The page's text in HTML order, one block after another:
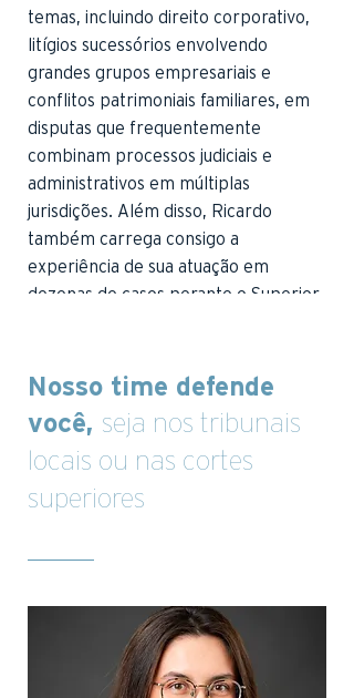
temas, incluindo direito corporativo,
litígios sucessórios envolvendo
grandes grupos empresariais e
conflitos patrimoniais familiares, em
disputas que frequentemente
combinam processos judiciais e
administrativos em múltiplas
jurisdições. Além disso, Ricardo
também carrega consigo a
experiência de sua atuação em
dezenas de casos perante o Superior
Nosso time defende
você, seja nos tribunais
locais ou nas cortes
superiores